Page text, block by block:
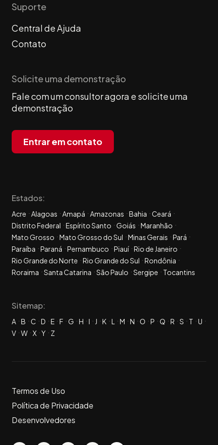
Suporte
Central de Ajuda
Contato
Solicite uma demonstração
Fale com um consultor agora e solicite uma
demonstração
Entrar em contato
Estados:
Acre Alagoas Amapá Amazonas Bahia
Ceará
Distrito Federal
Espírito Santo Goiás
Maranhão
Mato Grosso
Mato Grosso do Sul Minas Gerais
Pará
Paraíba
Paraná Pernambuco Piauí Rio de Janeiro
Rio Grande do Norte
Rio Grande do Sul
Rondônia
Roraima
Santa Catarina São Paulo Sergipe Tocantins
Sitemap:
A B C D E F G H I J K L M N O P Q R S T
U
V W X Y Z
Termos de Uso
Política de Privacidade
Desenvolvedores